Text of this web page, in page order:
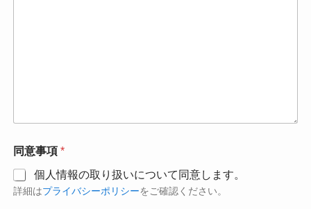
同意事項 *
個人情報の取り扱いについて同意します。
詳細はプライバシーポリシーをご確認ください。